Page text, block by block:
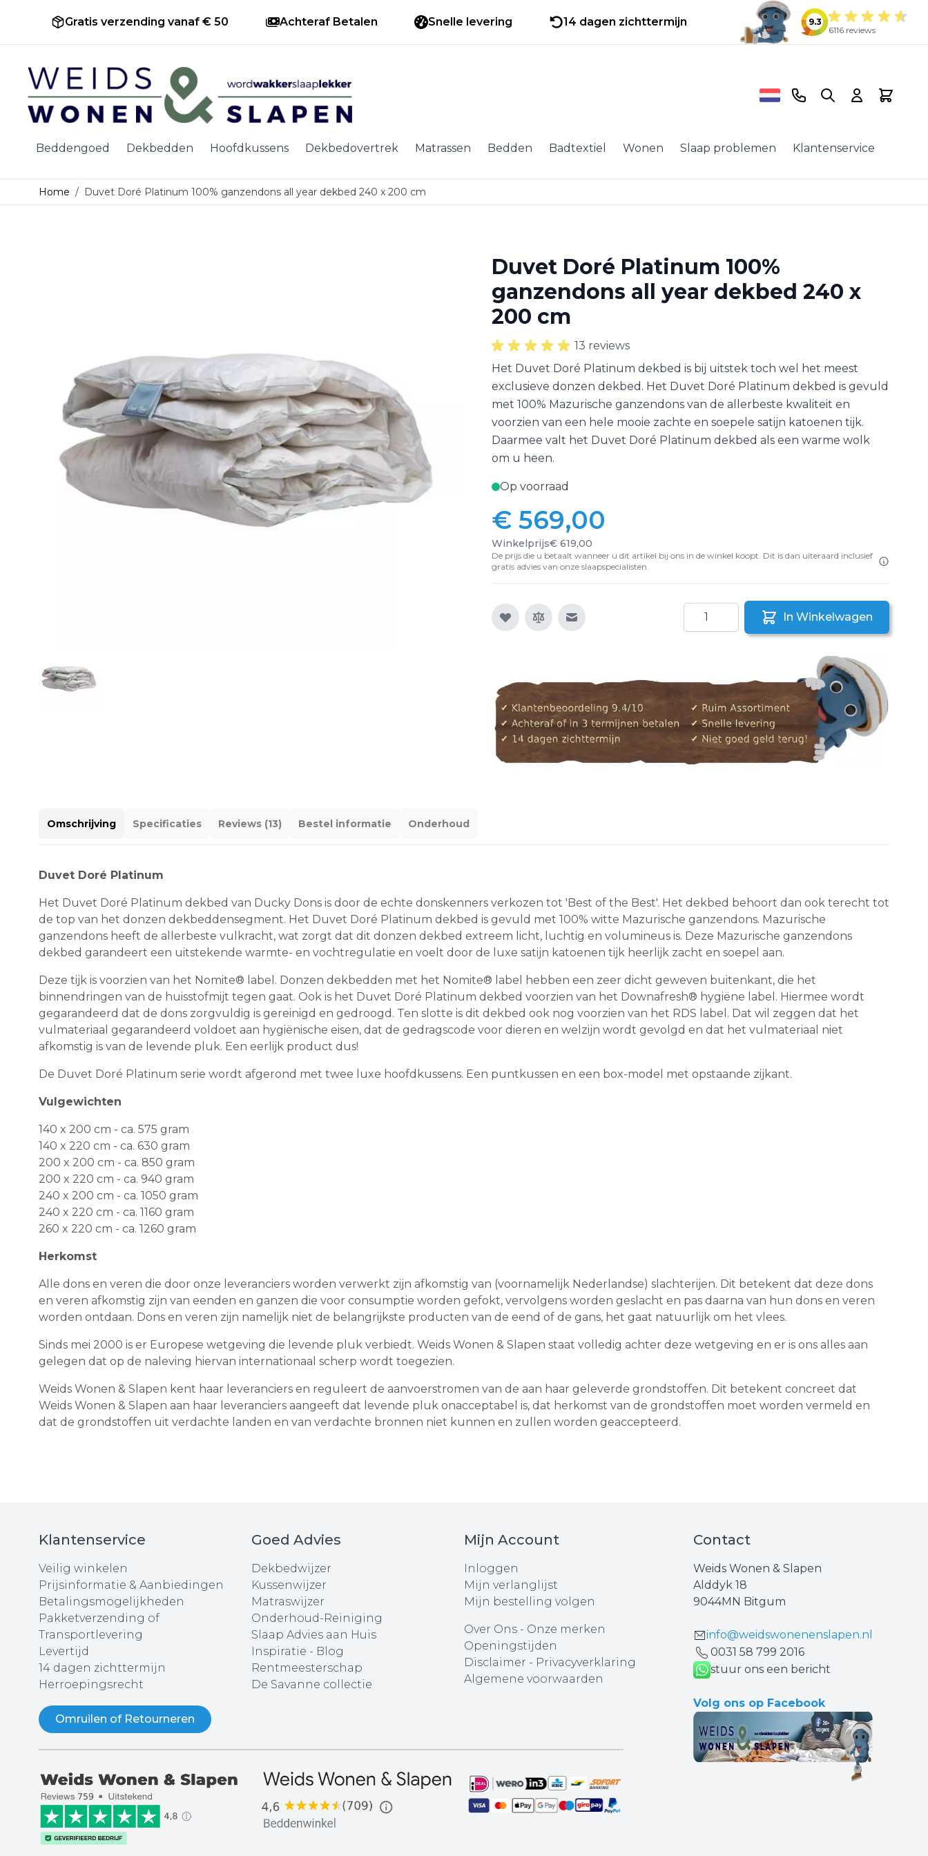
Gratis verzending vanaf € 50 Achteraf Betalen Snelle levering 14 dagen zichttermijn
9.3
6116 reviews
Ga naar de inhoud
Beddengoed Dekbedden Hoofdkussens Dekbedovertrek Matrassen Bedden Badtextiel Wonen Slaap problemen Klantenservice
Telefoonnummer
Search Cart
Home / Duvet Doré Platinum 100% ganzendons all year dekbed 240 x 200 cm
Duvet Doré Platinum 100%
ganzendons all year dekbed 240 x
200 cm
13 reviews
Het Duvet Doré Platinum dekbed is bij uitstek toch wel het meest
exclusieve donzen dekbed. Het Duvet Doré Platinum dekbed is gevuld
met 100% Mazurische ganzendons van de allerbeste kwaliteit en
voorzien van een hele mooie zachte en soepele satijn katoenen tijk.
Daarmee valt het Duvet Doré Platinum dekbed als een warme wolk
om u heen.
Op voorraad
€ 569,00
Winkelprijs€ 619,00
De prijs die u betaalt wanneer u dit artikel bij ons in de winkel koopt. Dit is dan uiteraard inclusief
gratis advies van onze slaapspecialisten.
E-mail naar een vriend
Aantal
In Winkelwagen
Omschrijving Specificaties Reviews (13) Bestel informatie Onderhoud
Duvet Doré Platinum
Het Duvet Doré Platinum dekbed van Ducky Dons is door de echte donskenners verkozen tot 'Best of the Best'. Het dekbed behoort dan ook terecht tot
de top van het donzen dekbeddensegment. Het Duvet Doré Platinum dekbed is gevuld met 100% witte Mazurische ganzendons. Mazurische
ganzendons heeft de allerbeste vulkracht, wat zorgt dat dit donzen dekbed extreem licht, luchtig en volumineus is. Deze Mazurische ganzendons
dekbed garandeert een uitstekende warmte- en vochtregulatie en voelt door de luxe satijn katoenen tijk heerlijk zacht en soepel aan.
Deze tijk is voorzien van het Nomite® label. Donzen dekbedden met het Nomite® label hebben een zeer dicht geweven buitenkant, die het
binnendringen van de huisstofmijt tegen gaat. Ook is het Duvet Doré Platinum dekbed voorzien van het Downafresh® hygiëne label. Hiermee wordt
gegarandeerd dat de dons zorgvuldig is gereinigd en gedroogd. Ten slotte is dit dekbed ook nog voorzien van het RDS label. Dat wil zeggen dat het
vulmateriaal gegarandeerd voldoet aan hygiënische eisen, dat de gedragscode voor dieren en welzijn wordt gevolgd en dat het vulmateriaal niet
afkomstig is van de levende pluk. Een eerlijk product dus!
De Duvet Doré Platinum serie wordt afgerond met twee luxe hoofdkussens. Een puntkussen en een box-model met opstaande zijkant.
Vulgewichten
140 x 200 cm - ca. 575 gram
140 x 220 cm - ca. 630 gram
200 x 200 cm - ca. 850 gram
200 x 220 cm - ca. 940 gram
240 x 200 cm - ca. 1050 gram
240 x 220 cm - ca. 1160 gram
260 x 220 cm - ca. 1260 gram
Herkomst
Alle dons en veren die door onze leveranciers worden verwerkt zijn afkomstig van (voornamelijk Nederlandse) slachterijen. Dit betekent dat deze dons
en veren afkomstig zijn van eenden en ganzen die voor consumptie worden gefokt, vervolgens worden geslacht en pas daarna van hun dons en veren
worden ontdaan. Dons en veren zijn namelijk niet de belangrijkste producten van de eend of de gans, het gaat natuurlijk om het vlees.
Sinds mei 2000 is er Europese wetgeving die levende pluk verbiedt. Weids Wonen & Slapen staat volledig achter deze wetgeving en er is ons alles aan
gelegen dat op de naleving hiervan internationaal scherp wordt toegezien.
Weids Wonen & Slapen kent haar leveranciers en reguleert de aanvoerstromen van de aan haar geleverde grondstoffen. Dit betekent concreet dat
Weids Wonen & Slapen aan haar leveranciers aangeeft dat levende pluk onacceptabel is, dat herkomst van de grondstoffen moet worden vermeld en
dat de grondstoffen uit verdachte landen en van verdachte bronnen niet kunnen en zullen worden geaccepteerd.
Klantenservice
Veilig winkelen
Prijsinformatie & Aanbiedingen
Betalingsmogelijkheden
Pakketverzending of
Transportlevering
Levertijd
14 dagen zichttermijn
Herroepingsrecht
Omruilen of Retourneren
Goed Advies
Dekbedwijzer
Kussenwijzer
Matraswijzer
Onderhoud-Reiniging
Slaap Advies aan Huis
Inspiratie - Blog
Rentmeesterschap
De Savanne collectie
Mijn Account
Inloggen
Mijn verlanglijst
Mijn bestelling volgen
Over Ons- Onze merken
Openingstijden
Disclaimer - Privacyverklaring
Algemene voorwaarden
Contact
Weids Wonen & Slapen
Alddyk 18
9044MN Bitgum
info@weidswonenenslapen.nl
0031 ‪58 799 2016‬
stuur ons een bericht
Volg ons op Facebook